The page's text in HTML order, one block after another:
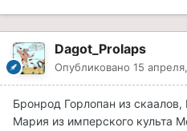
Dagot_Prolaps
Опубликовано 15
Бронрод Горлопан из
Мария из имперского культа